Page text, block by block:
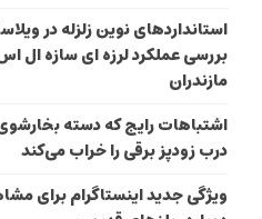
استانداردهای نوین زلزله در
بررسی عملکرد لرزه ای سازه ال
مازندران
اشتباهات رایج که دسته
درب زودپز برقی را خراب می‌کند
ویژگی جدید اینستاگرام برای